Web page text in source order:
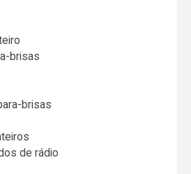
brisas
brisas
de rádio